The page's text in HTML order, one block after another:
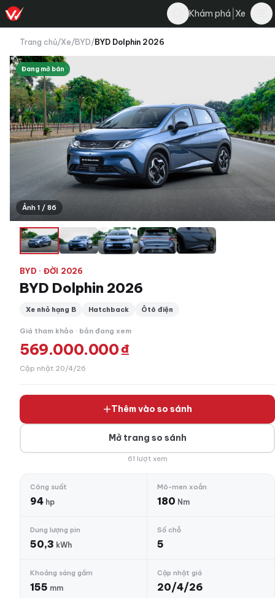
Khám phá Xe
Trang chủ/Xe/BYD/BYD Dolphin 2026
Đang mở bán
Ảnh 1 / 86
BYD · ĐỜI 2026
BYD Dolphin 2026
Xe nhỏ hạng B Hatchback Ôtô điện
Giá tham khảo · bản đang xem
569.000.000 ₫
Cập nhật 20/4/26
Thêm vào so sánh
Mở trang so sánh
61 lượt xem
Công suất
94 hp
Mô-men xoắn
180 Nm
Dung lượng pin
50,3 kWh
Số chỗ
5
Khoảng sáng gầm
155 mm
Cập nhật giá
20/4/26